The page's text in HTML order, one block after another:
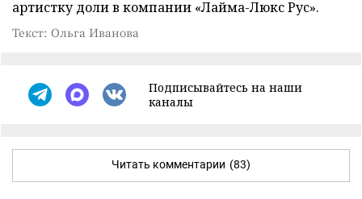
артистку доли в компании «Лайма-Люкс Рус».
Текст: Ольга Иванова
Подписывайтесь на наши
каналы
Читать комментарии (83)